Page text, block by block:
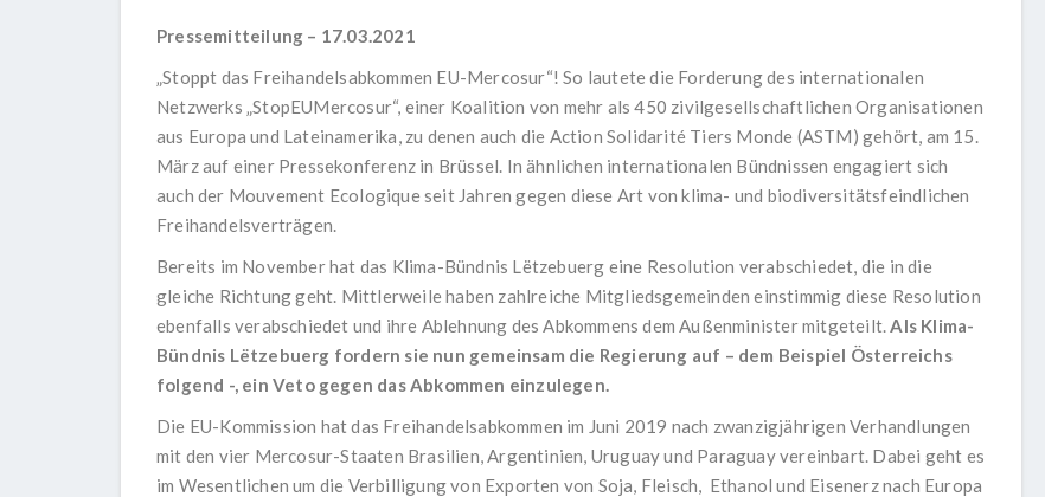
Pressemitteilung – 17.03.2021
„Stoppt das Freihandelsabkommen EU-Mercosur“! So lautete die Forderung des internationalen
Netzwerks „StopEUMercosur“, einer Koalition von mehr als 450 zivilgesellschaftlichen Organisationen
aus Europa und Lateinamerika, zu denen auch die Action Solidarité Tiers Monde (ASTM) gehört, am 15.
März auf einer Pressekonferenz in Brüssel. In ähnlichen internationalen Bündnissen engagiert sich
auch der Mouvement Ecologique seit Jahren gegen diese Art von klima- und biodiversitätsfeindlichen
Freihandelsverträgen.
Bereits im November hat das Klima-Bündnis Lëtzebuerg eine Resolution verabschiedet, die in die
gleiche Richtung geht. Mittlerweile haben zahlreiche Mitgliedsgemeinden einstimmig diese Resolution
ebenfalls verabschiedet und ihre Ablehnung des Abkommens dem Außenminister mitgeteilt.Als Klima-
Bündnis Lëtzebuerg fordern sie nun gemeinsam die Regierung auf – dem Beispiel Österreichs
folgend -, ein Veto gegen das Abkommen einzulegen.
Die EU-Kommission hat das Freihandelsabkommen im Juni 2019 nach zwanzigjährigen Verhandlungen
mit den vier Mercosur-Staaten Brasilien, Argentinien, Uruguay und Paraguay vereinbart. Dabei geht es
im Wesentlichen um die Verbilligung von Exporten von Soja, Fleisch, Ethanol und Eisenerz nach Europa